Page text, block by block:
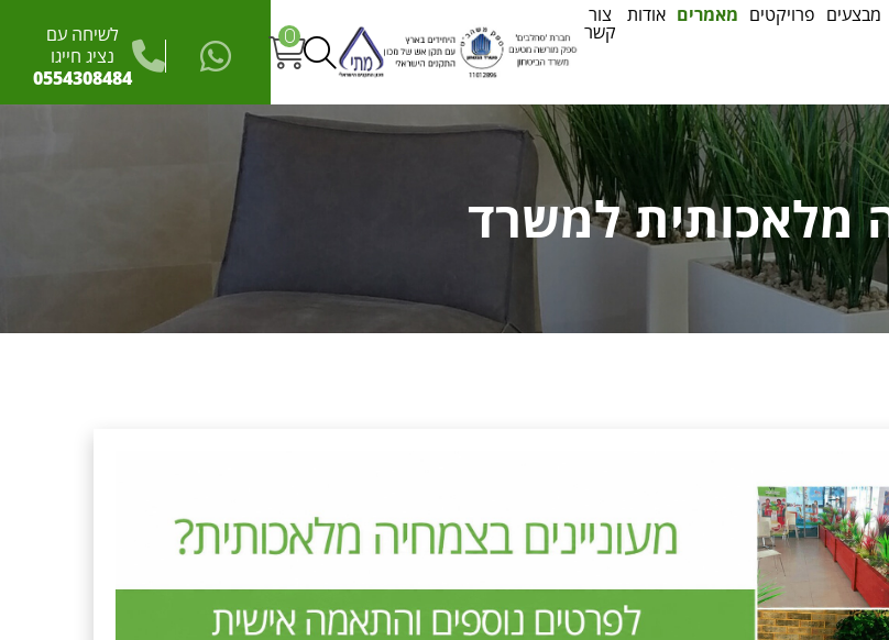
מבצעים פרויקטים מאמרים אודות צור
קשר 0
לשיחה עם
נציג חייגו
0554308484
מלאכותית למשרד